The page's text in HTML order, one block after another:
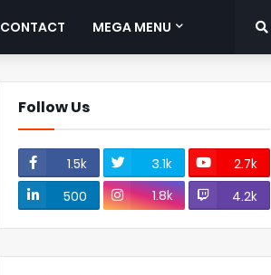
CONTACT MEGA MENU
Follow Us
1.5k 3.1k
2.7k
500
1.8k 4.2k